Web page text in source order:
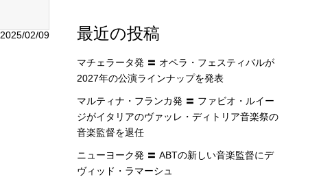
2025/02/09 最近の投稿
マチェラータ発 〓 オペラ・フェスティバルが
2027年の公演ラインナップを発表
マルティナ・フランカ発 〓 ファビオ・ルイー
ジがイタリアのヴァッレ・ディトリア音楽祭の
音楽監督を退任
ニューヨーク発 〓 ABTの新しい音楽監督にデ
ヴィッド・ラマーシュ